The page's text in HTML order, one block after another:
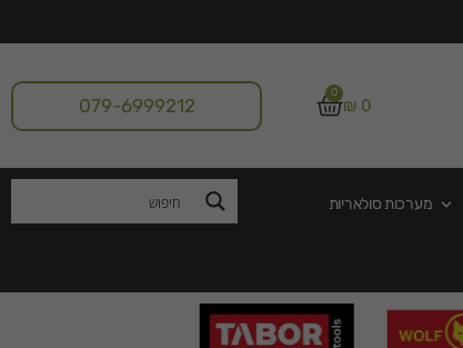
₪0
0
079-6999212
מערכות סולאריות